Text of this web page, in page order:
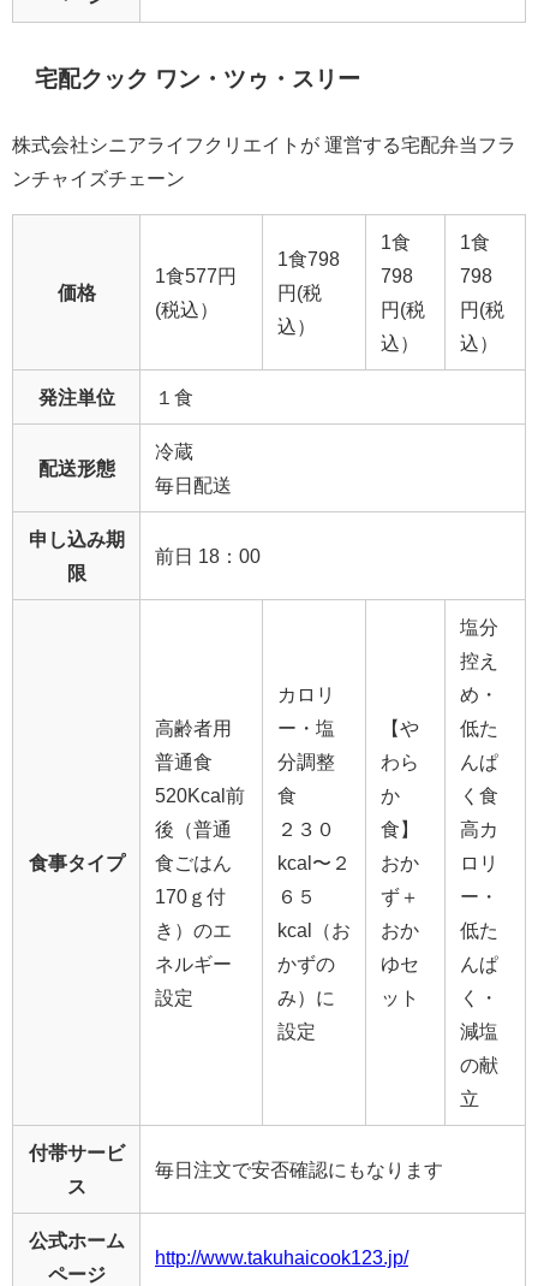
宅配クック ワン・ツゥ・スリー
株式会社シニアライフクリエイトが 運営する宅配弁当フラ
ンチャイズチェーン
価格
1食577円
(税込）
1食798
円(税
込）
1食
798
円(税
込）
1食
798
円(税
込）
発注単位 １食
配送形態
冷蔵
毎日配送
申し込み期
限
前日 18：00
食事タイプ
高齢者用
普通食
520Kcal前
後（普通
食ごはん
170ｇ付
き）のエ
ネルギー
設定
カロリ
ー・塩
分調整
食
２３０
kcal〜２
６５
kcal（お
かずの
み）に
設定
【や
わら
か
食】
おか
ず＋
おか
ゆセ
ット
塩分
控え
め・
低た
んぱ
く食
高カ
ロリ
ー・
低た
んぱ
く・
減塩
の献
立
付帯サービ
ス
毎日注文で安否確認にもなります
公式ホーム
ページ
http://www.takuhaicook123.jp/